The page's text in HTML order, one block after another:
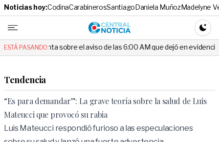
Noticias hoy:CodinaCarabinerosSantiagoDaniela MuñozMadelyne
Central
ESTÁ PASANDO:
sobre el aviso de las 6:00 AM que dejó en evidencia al Delegado
Tendencia
“Es para demandar”: La grave teoría sobre la salud de Luis
Mateucci que provocó su rabia
Luis Mateucci respondió furioso a las especulaciones